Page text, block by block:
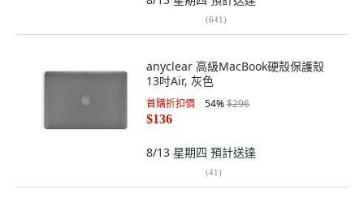
(641)
anyclear 高級MacBook硬殼保護殼
13吋Air, 灰色
首購折扣價 54%$296
$136
8/13 星期四 預計送達
(41)